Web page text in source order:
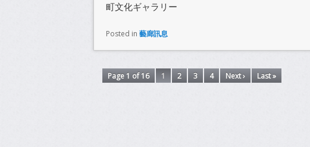
町文化ギャラリー
Posted in 藝廊訊息
Page 1 of 16 1 2 3 4 Next › Last »